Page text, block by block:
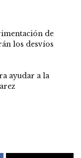
de
los desvíos
ayudar a la